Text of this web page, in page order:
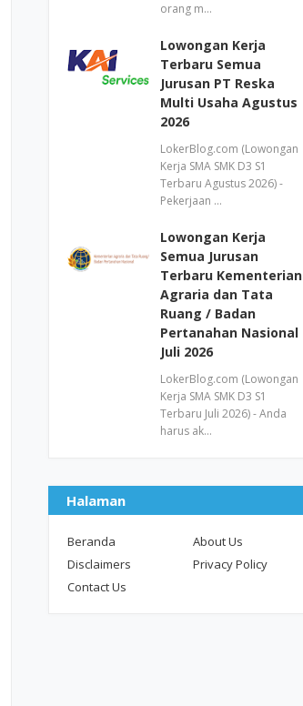
orang m…
Lowongan Kerja
Terbaru Semua
Jurusan PT Reska
Multi Usaha Agustus
2026
LokerBlog.com (Lowongan
Kerja SMA SMK D3 S1
Terbaru Agustus 2026) -
Pekerjaan …
Lowongan Kerja
Semua Jurusan
Terbaru Kementerian
Agraria dan Tata
Ruang / Badan
Pertanahan Nasional
Juli 2026
LokerBlog.com (Lowongan
Kerja SMA SMK D3 S1
Terbaru Juli 2026) - Anda
harus ak…
Halaman
Beranda
About Us
Disclaimers
Privacy Policy
Contact Us